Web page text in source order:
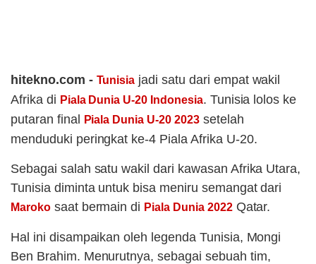
hitekno.com - Tunisia jadi satu dari empat wakil
Afrika di Piala Dunia U-20 Indonesia. Tunisia lolos ke
putaran final Piala Dunia U-20 2023setelah
menduduki peringkat ke-4 Piala Afrika U-20.
Sebagai salah satu wakil dari kawasan Afrika Utara,
Tunisia diminta untuk bisa meniru semangat dari
Marokosaat bermain di Piala Dunia 2022Qatar.
Hal ini disampaikan oleh legenda Tunisia, Mongi
Ben Brahim. Menurutnya, sebagai sebuah tim,